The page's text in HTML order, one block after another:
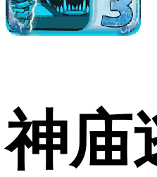
神庙